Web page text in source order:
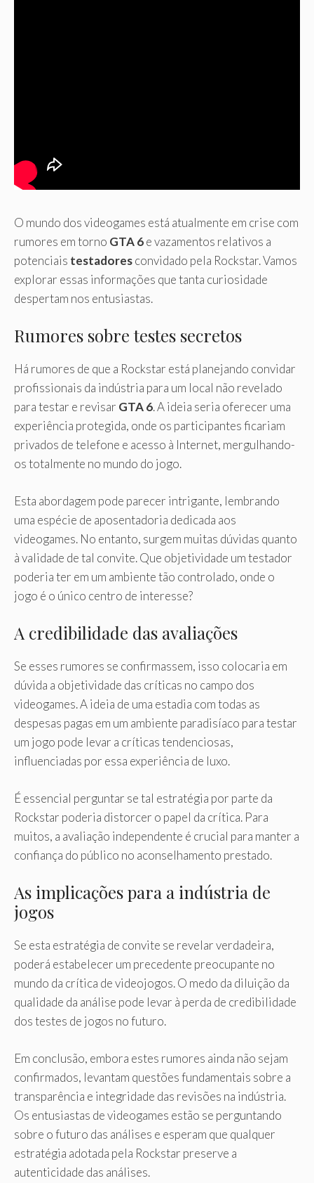
O mundo dos videogames está atualmente em crise com
rumores em torno GTA 6e vazamentos relativos a
potenciais testadoresconvidado pela Rockstar. Vamos
explorar essas informações que tanta curiosidade
despertam nos entusiastas.
Rumores sobre testes secretos
Há rumores de que a Rockstar está planejando convidar
profissionais da indústria para um local não revelado
para testar e revisar GTA 6. A ideia seria oferecer uma
experiência protegida, onde os participantes ficariam
privados de telefone e acesso à Internet, mergulhando-
os totalmente no mundo do jogo.
Esta abordagem pode parecer intrigante, lembrando
uma espécie de aposentadoria dedicada aos
videogames. No entanto, surgem muitas dúvidas quanto
à validade de tal convite. Que objetividade um testador
poderia ter em um ambiente tão controlado, onde o
jogo é o único centro de interesse?
A credibilidade das avaliações
Se esses rumores se confirmassem, isso colocaria em
dúvida a objetividade das críticas no campo dos
videogames. A ideia de uma estadia com todas as
despesas pagas em um ambiente paradisíaco para testar
um jogo pode levar a críticas tendenciosas,
influenciadas por essa experiência de luxo.
É essencial perguntar se tal estratégia por parte da
Rockstar poderia distorcer o papel da crítica. Para
muitos, a avaliação independente é crucial para manter a
confiança do público no aconselhamento prestado.
As implicações para a indústria de
jogos
Se esta estratégia de convite se revelar verdadeira,
poderá estabelecer um precedente preocupante no
mundo da crítica de videojogos. O medo da diluição da
qualidade da análise pode levar à perda de credibilidade
dos testes de jogos no futuro.
Em conclusão, embora estes rumores ainda não sejam
confirmados, levantam questões fundamentais sobre a
transparência e integridade das revisões na indústria.
Os entusiastas de videogames estão se perguntando
sobre o futuro das análises e esperam que qualquer
estratégia adotada pela Rockstar preserve a
autenticidade das análises.